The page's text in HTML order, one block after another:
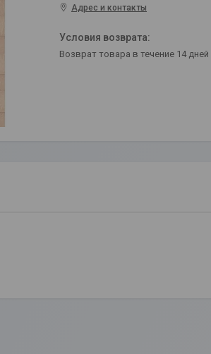
Адрес и контакты
возврат товара в течение 14 дней